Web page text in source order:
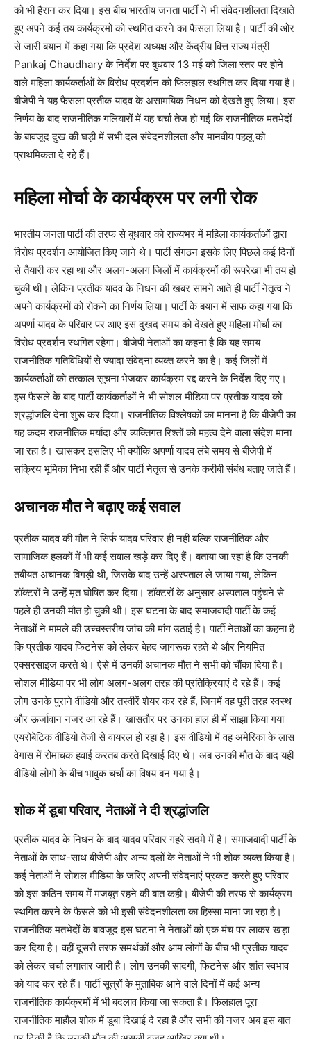
को भी हैरान कर दिया। इस बीच भारतीय जनता पार्टी ने भी संवेदनशीलता दिखाते
हुए अपने कई तय कार्यक्रमों को स्थगित करने का फैसला लिया है। पार्टी की ओर
से जारी बयान में कहा गया कि प्रदेश अध्यक्ष और केंद्रीय वित्त राज्य मंत्री
Pankaj Chaudhary के निर्देश पर बुधवार 13 मई को जिला स्तर पर होने
वाले महिला कार्यकर्ताओं के विरोध प्रदर्शन को फिलहाल स्थगित कर दिया गया है।
बीजेपी ने यह फैसला प्रतीक यादव के असामयिक निधन को देखते हुए लिया। इस
निर्णय के बाद राजनीतिक गलियारों में यह चर्चा तेज हो गई कि राजनीतिक मतभेदों
के बावजूद दुख की घड़ी में सभी दल संवेदनशीलता और मानवीय पहलू को
प्राथमिकता दे रहे हैं।
महिला मोर्चा के कार्यक्रम पर लगी रोक
भारतीय जनता पार्टी की तरफ से बुधवार को राज्यभर में महिला कार्यकर्ताओं द्वारा
विरोध प्रदर्शन आयोजित किए जाने थे। पार्टी संगठन इसके लिए पिछले कई दिनों
से तैयारी कर रहा था और अलग-अलग जिलों में कार्यक्रमों की रूपरेखा भी तय हो
चुकी थी। लेकिन प्रतीक यादव के निधन की खबर सामने आते ही पार्टी नेतृत्व ने
अपने कार्यक्रमों को रोकने का निर्णय लिया। पार्टी के बयान में साफ कहा गया कि
अपर्णा यादव के परिवार पर आए इस दुखद समय को देखते हुए महिला मोर्चा का
विरोध प्रदर्शन स्थगित रहेगा। बीजेपी नेताओं का कहना है कि यह समय
राजनीतिक गतिविधियों से ज्यादा संवेदना व्यक्त करने का है। कई जिलों में
कार्यकर्ताओं को तत्काल सूचना भेजकर कार्यक्रम रद्द करने के निर्देश दिए गए।
इस फैसले के बाद पार्टी कार्यकर्ताओं ने भी सोशल मीडिया पर प्रतीक यादव को
श्रद्धांजलि देना शुरू कर दिया। राजनीतिक विश्लेषकों का मानना है कि बीजेपी का
यह कदम राजनीतिक मर्यादा और व्यक्तिगत रिश्तों को महत्व देने वाला संदेश माना
जा रहा है। खासकर इसलिए भी क्योंकि अपर्णा यादव लंबे समय से बीजेपी में
सक्रिय भूमिका निभा रही हैं और पार्टी नेतृत्व से उनके करीबी संबंध बताए जाते हैं।
अचानक मौत ने बढ़ाए कई सवाल
प्रतीक यादव की मौत ने सिर्फ यादव परिवार ही नहीं बल्कि राजनीतिक और
सामाजिक हलकों में भी कई सवाल खड़े कर दिए हैं। बताया जा रहा है कि उनकी
तबीयत अचानक बिगड़ी थी, जिसके बाद उन्हें अस्पताल ले जाया गया, लेकिन
डॉक्टरों ने उन्हें मृत घोषित कर दिया। डॉक्टरों के अनुसार अस्पताल पहुंचने से
पहले ही उनकी मौत हो चुकी थी। इस घटना के बाद समाजवादी पार्टी के कई
नेताओं ने मामले की उच्चस्तरीय जांच की मांग उठाई है। पार्टी नेताओं का कहना है
कि प्रतीक यादव फिटनेस को लेकर बेहद जागरूक रहते थे और नियमित
एक्सरसाइज करते थे। ऐसे में उनकी अचानक मौत ने सभी को चौंका दिया है।
सोशल मीडिया पर भी लोग अलग-अलग तरह की प्रतिक्रियाएं दे रहे हैं। कई
लोग उनके पुराने वीडियो और तस्वीरें शेयर कर रहे हैं, जिनमें वह पूरी तरह स्वस्थ
और ऊर्जावान नजर आ रहे हैं। खासतौर पर उनका हाल ही में साझा किया गया
एयरोबेटिक वीडियो तेजी से वायरल हो रहा है। इस वीडियो में वह अमेरिका के लास
वेगास में रोमांचक हवाई करतब करते दिखाई दिए थे। अब उनकी मौत के बाद यही
वीडियो लोगों के बीच भावुक चर्चा का विषय बन गया है।
शोक में डूबा परिवार, नेताओं ने दी श्रद्धांजलि
प्रतीक यादव के निधन के बाद यादव परिवार गहरे सदमे में है। समाजवादी पार्टी के
नेताओं के साथ-साथ बीजेपी और अन्य दलों के नेताओं ने भी शोक व्यक्त किया है।
कई नेताओं ने सोशल मीडिया के जरिए अपनी संवेदनाएं प्रकट करते हुए परिवार
को इस कठिन समय में मजबूत रहने की बात कही। बीजेपी की तरफ से कार्यक्रम
स्थगित करने के फैसले को भी इसी संवेदनशीलता का हिस्सा माना जा रहा है।
राजनीतिक मतभेदों के बावजूद इस घटना ने नेताओं को एक मंच पर लाकर खड़ा
कर दिया है। वहीं दूसरी तरफ समर्थकों और आम लोगों के बीच भी प्रतीक यादव
को लेकर चर्चा लगातार जारी है। लोग उनकी सादगी, फिटनेस और शांत स्वभाव
को याद कर रहे हैं। पार्टी सूत्रों के मुताबिक आने वाले दिनों में कई अन्य
राजनीतिक कार्यक्रमों में भी बदलाव किया जा सकता है। फिलहाल पूरा
राजनीतिक माहौल शोक में डूबा दिखाई दे रहा है और सभी की नजर अब इस बात